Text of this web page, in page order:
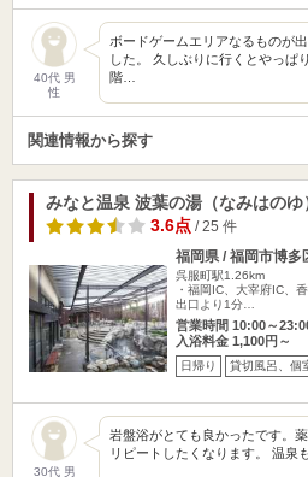
40代 男
性
ボードゲームエリアなるものが
した。 久しぶりに行くとやっぱ
階…
関連情報から探す
みなと温泉 波葉の湯（なみはのゆ
3.6点/ 25 件
福岡県 / 福岡市博多
呉服町駅1.26km
・福岡IC、大宰府IC、
出口より1分…
営業時間 10:00～
入浴料金 1,100円～
日帰り 貸切風呂、個
30代 男
岩盤浴がとても良かったです。
リピートしたくなります。 温泉